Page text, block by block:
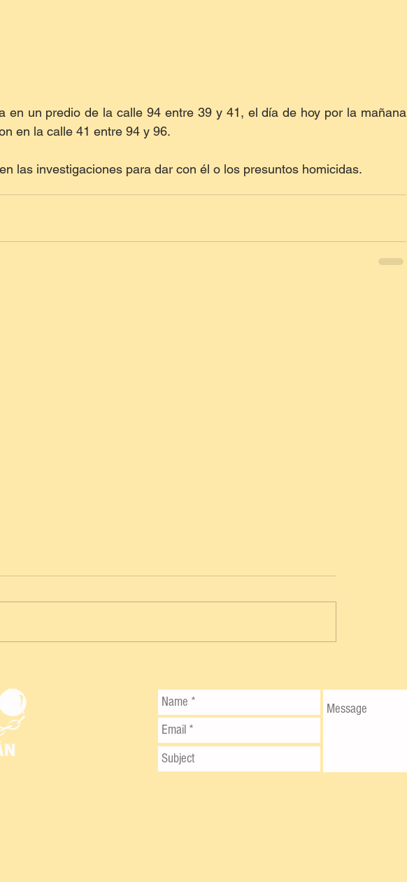
en un predio de la calle 94 entre 39 y 41, el día de hoy por la mañana
en la calle 41 entre 94 y 96.
las investigaciones para dar con él o los presuntos homicidas.
DE LA CHAMBA AL HOSPITAL